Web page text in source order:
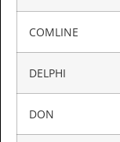
COMLINE
DELPHI
DON